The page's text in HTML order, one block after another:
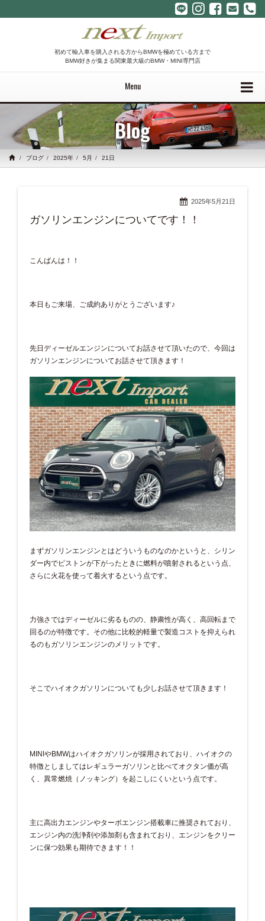
初めて輸入車を購入される方からBMWを極めている方まで
BMW好きが集まる関東最大級のBMW・MINI専門店
Menu
Blog
ブログ 2025年 5月 21日
2025年5月21日
ガソリンエンジンについてです！！
こんばんは！！
本日もご来場、ご成約ありがとうございます♪
先日ディーゼルエンジンについてお話させて頂いたので、今回は
ガソリンエンジンについてお話させて頂きます！
まずガソリンエンジンとはどういうものなのかというと、シリン
ダー内でピストンが下がったときに燃料が噴射されるという点、
さらに火花を使って着火するという点です。
力強さではディーゼルに劣るものの、静粛性が高く、高回転まで
回るのが特徴です。その他に比較的軽量で製造コストを抑えられ
るのもガソリンエンジンのメリットです。
そこでハイオクガソリンについても少しお話させて頂きます！
MINIやBMWはハイオクガソリンが採用されており、ハイオクの
特徴としましてはレギュラーガソリンと比べてオクタン価が高
く、異常燃焼（ノッキング）を起こしにくいという点です。
主に高出力エンジンやターボエンジン搭載車に推奨されており、
エンジン内の洗浄剤や添加剤も含まれており、エンジンをクリー
ンに保つ効果も期待できます！！